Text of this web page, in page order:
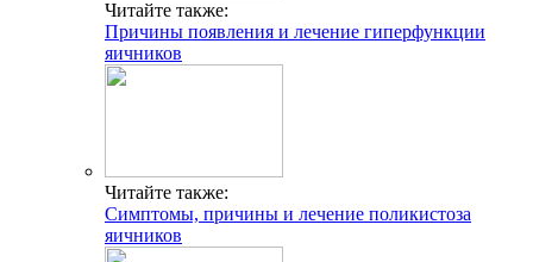
Читайте также:
Причины появления и лечение гиперфункции
яичников
Читайте также:
Симптомы, причины и лечение поликистоза
яичников